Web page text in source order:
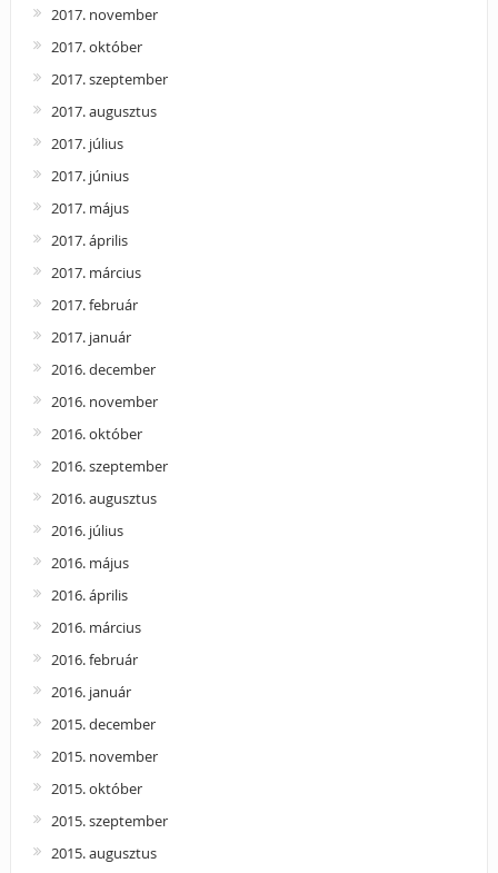
2017. november
2017. október
2017. szeptember
2017. augusztus
2017. július
2017. június
2017. május
2017. április
2017. március
2017. február
2017. január
2016. december
2016. november
2016. október
2016. szeptember
2016. augusztus
2016. július
2016. május
2016. április
2016. március
2016. február
2016. január
2015. december
2015. november
2015. október
2015. szeptember
2015. augusztus